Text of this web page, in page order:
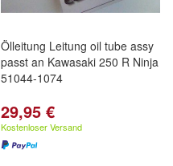
Ölleitung Leitung oil tube assy
passt an Kawasaki 250 R Ninja
51044-1074
29,95 €
Kostenloser Versand